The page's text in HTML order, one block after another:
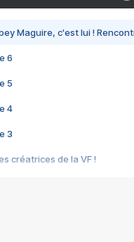
Maguire, c'est lui !
6
5
4
3
créatrices de la VF !